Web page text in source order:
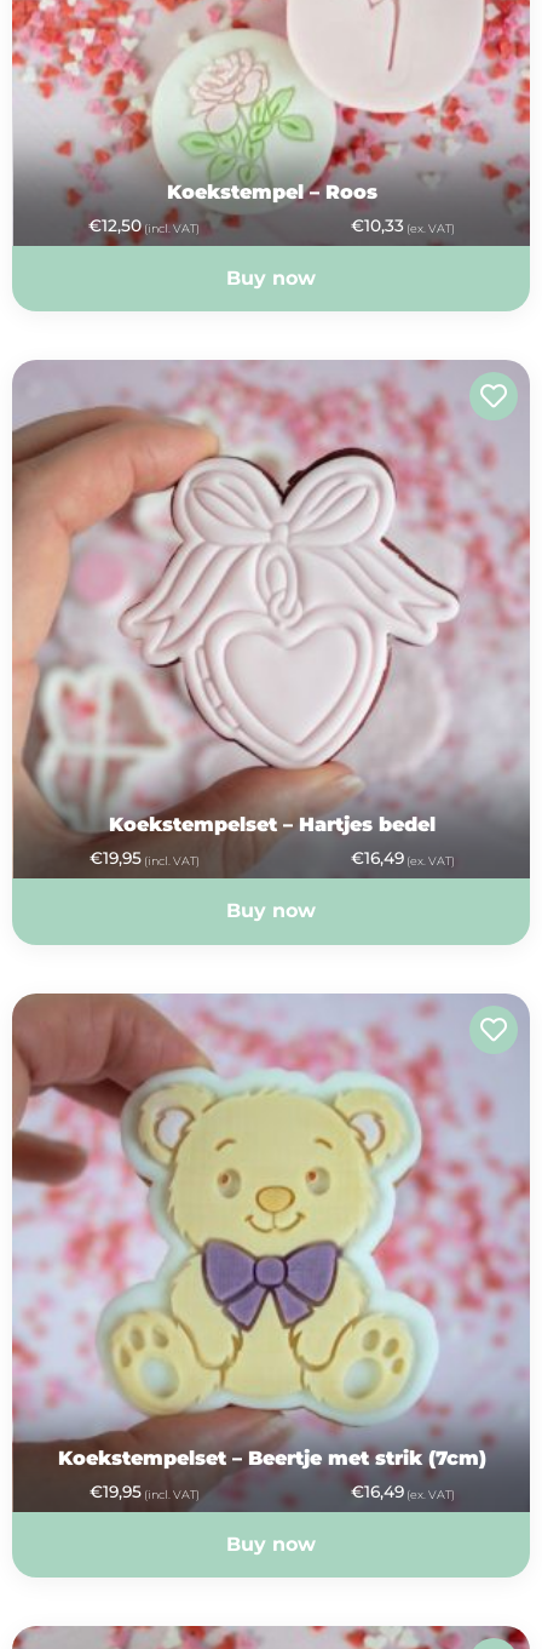
Koekstempel – Roos
€12,50(incl. VAT) €10,33(ex. VAT)
Buy now
Koekstempelset – Hartjes bedel
€19,95(incl. VAT) €16,49(ex. VAT)
Buy now
Koekstempelset – Beertje met strik (7cm)
€19,95(incl. VAT) €16,49(ex. VAT)
Buy now